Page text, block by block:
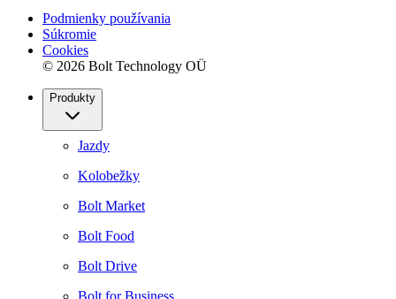
Podmienky používania
Súkromie
Cookies
© 2026 Bolt Technology OÜ
Produkty
Jazdy
Kolobežky
Bolt Market
Bolt Food
Bolt Drive
Bolt for Business